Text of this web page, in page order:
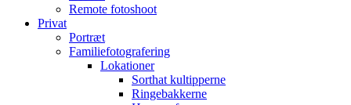
Remote fotoshoot
Privat
Portræt
Familiefotografering
Lokationer
Sorthat kultipperne
Ringebakkerne